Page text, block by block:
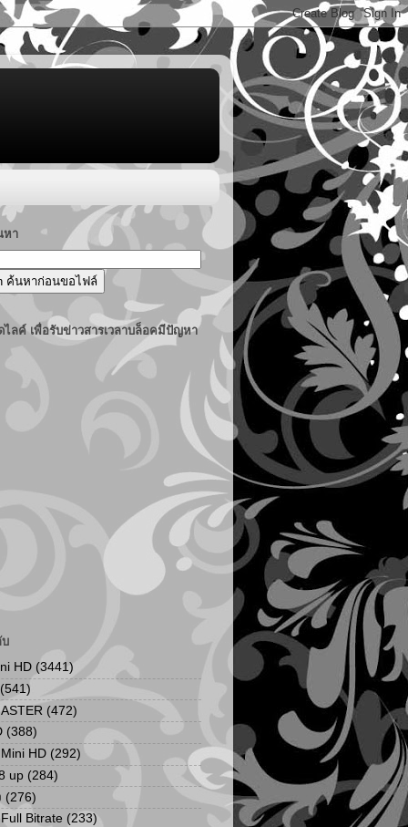
หา
ลค์ เพื่อรับข่าวสารเวลาบล็อคมีปัญหา
บ
HD (3441)
(541)
(472)
(388)
HD (292)
up (284)
(276)
Bitrate (233)